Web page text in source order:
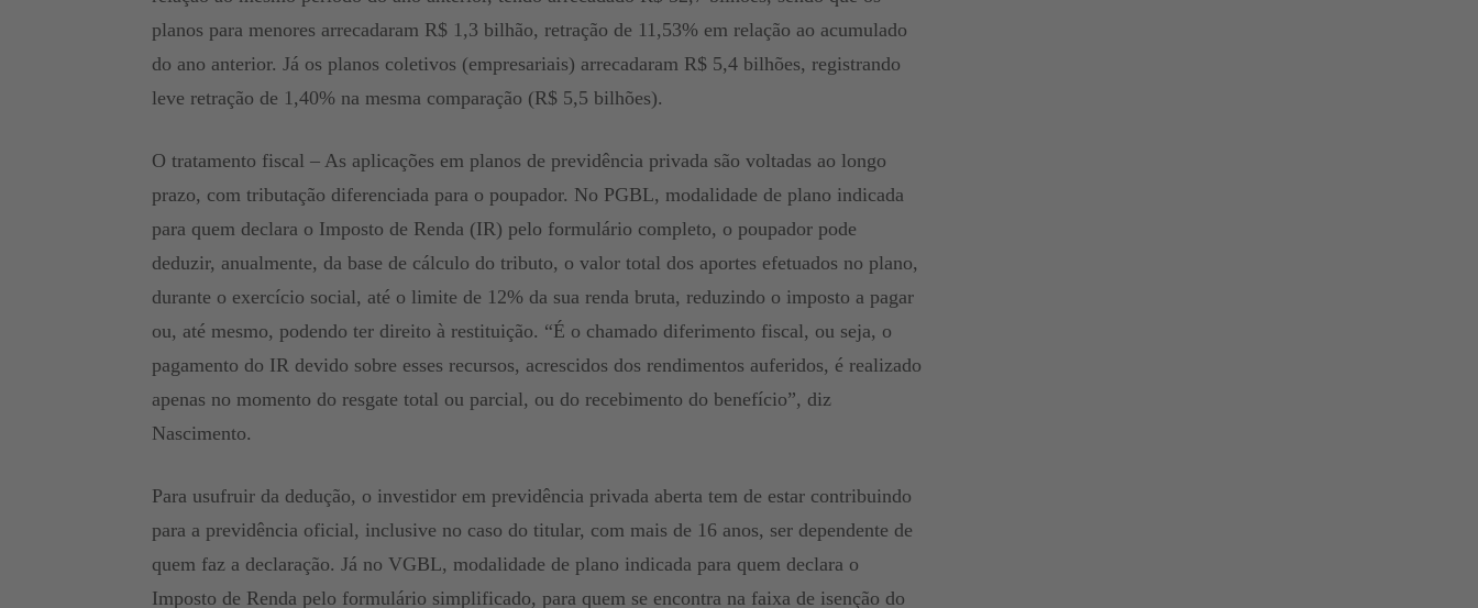
planos para menores arrecadaram R$ 1,3 bilhão, retração de 11,53% em relação ao acumulado
do ano anterior. Já os planos coletivos (empresariais) arrecadaram R$ 5,4 bilhões, registrando
leve retração de 1,40% na mesma comparação (R$ 5,5 bilhões).
O tratamento fiscal – As aplicações em planos de previdência privada são voltadas ao longo
prazo, com tributação diferenciada para o poupador. No PGBL, modalidade de plano indicada
para quem declara o Imposto de Renda (IR) pelo formulário completo, o poupador pode
deduzir, anualmente, da base de cálculo do tributo, o valor total dos aportes efetuados no plano,
durante o exercício social, até o limite de 12% da sua renda bruta, reduzindo o imposto a pagar
ou, até mesmo, podendo ter direito à restituição. “É o chamado diferimento fiscal, ou seja, o
pagamento do IR devido sobre esses recursos, acrescidos dos rendimentos auferidos, é realizado
apenas no momento do resgate total ou parcial, ou do recebimento do benefício”, diz
Nascimento.
Para usufruir da dedução, o investidor em previdência privada aberta tem de estar contribuindo
para a previdência oficial, inclusive no caso do titular, com mais de 16 anos, ser dependente de
quem faz a declaração. Já no VGBL, modalidade de plano indicada para quem declara o
Imposto de Renda pelo formulário simplificado, para quem se encontra na faixa de isenção do